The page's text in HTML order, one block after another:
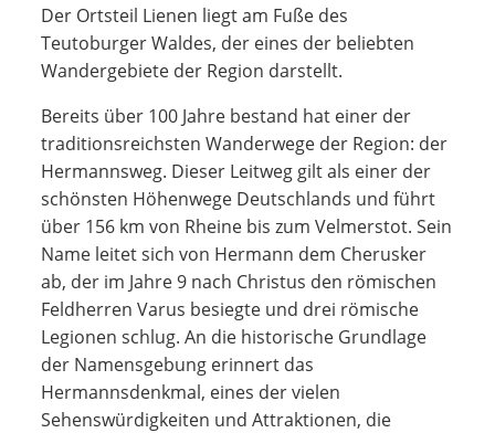
Der Ortsteil Lienen liegt am Fuße des
Teutoburger Waldes, der eines der beliebten
Wandergebiete der Region darstellt.
Bereits über 100 Jahre bestand hat einer der
traditionsreichsten Wanderwege der Region: der
Hermannsweg. Dieser Leitweg gilt als einer der
schönsten Höhenwege Deutschlands und führt
über 156 km von Rheine bis zum Velmerstot. Sein
Name leitet sich von Hermann dem Cherusker
ab, der im Jahre 9 nach Christus den römischen
Feldherren Varus besiegte und drei römische
Legionen schlug. An die historische Grundlage
der Namensgebung erinnert das
Hermannsdenkmal, eines der vielen
Sehenswürdigkeiten und Attraktionen, die